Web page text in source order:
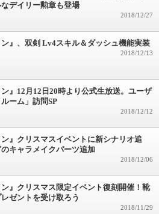
デイリー勲章も登場
2018/12/27
ン』、双剣 Lv4スキル＆ダッシュ機能実装
2018/12/13
ン』12月12日20時より公式生放送。ユーザ
ーム」訪問SP
2018/12/12
ン』クリスマスイベントに新シナリオ追
キャラメイクパーツ追加
2018/12/06
ン』クリスマス限定イベント復刻開催！靴
ゼントを受け取ろう
2018/11/29